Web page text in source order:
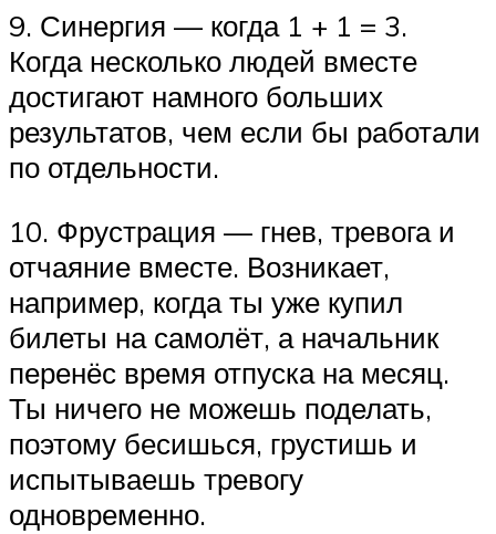
9. Синергия — когда 1 + 1 = 3.
Когда несколько людей вместе
достигают намного больших
результатов, чем если бы работали
по отдельности.
10. Фрустрация — гнев, тревога и
отчаяние вместе. Возникает,
например, когда ты уже купил
билеты на самолёт, а начальник
перенёс время отпуска на месяц.
Ты ничего не можешь поделать,
поэтому бесишься, грустишь и
испытываешь тревогу
одновременно.